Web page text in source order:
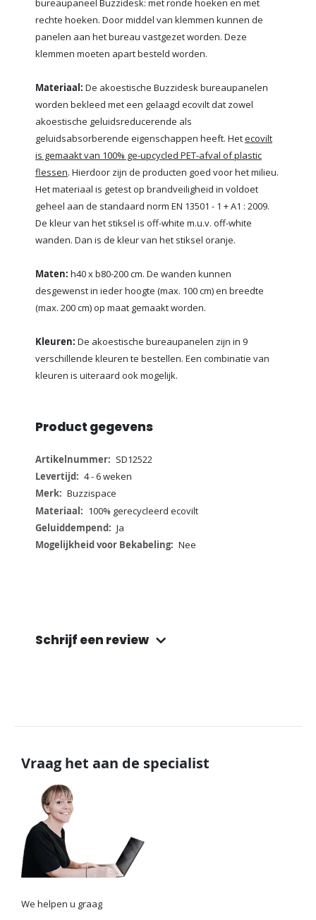
bureaupaneel Buzzidesk: met ronde hoeken en met
rechte hoeken. Door middel van klemmen kunnen de
panelen aan het bureau vastgezet worden. Deze
klemmen moeten apart besteld worden.
Materiaal: De akoestische Buzzidesk bureaupanelen
worden bekleed met een gelaagd ecovilt dat zowel
akoestische geluidsreducerende als
geluidsabsorberende eigenschappen heeft. Hetecovilt
is gemaakt van 100% ge-upcycled PET-afval of plastic
flessen. Hierdoor zijn de producten goed voor het milieu.
Het materiaal is getest op brandveiligheid in voldoet
geheel aan de standaard norm EN 13501 - 1 + A1 : 2009.
De kleur van het stiksel is off-white m.u.v. off-white
wanden. Dan is de kleur van het stiksel oranje.
Maten: h40 x b80-200 cm. De wanden kunnen
desgewenst in ieder hoogte (max. 100 cm) en breedte
(max. 200 cm) op maat gemaakt worden.
Kleuren: De akoestische bureaupanelen zijn in 9
verschillende kleuren te bestellen. Een combinatie van
kleuren is uiteraard ook mogelijk.
Product gegevens
Meer
informatie
SD12522
4 - 6 weken
Buzzispace
100% gerecycleerd ecovilt
Ja
Nee
Schrijf een review
Vraag het aan de specialist
We helpen u graag